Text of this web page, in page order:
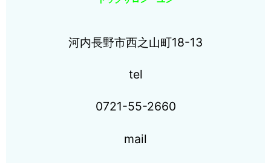
河内長野市西之山町18-13
tel
0721-55-2660
mail